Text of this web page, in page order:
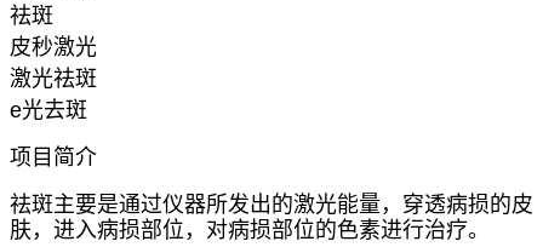
祛斑
皮秒激光
激光祛斑
e光去斑
项目简介
祛斑主要是通过仪器所发出的激光能量，穿透病损的皮
肤，进入病损部位，对病损部位的色素进行治疗。